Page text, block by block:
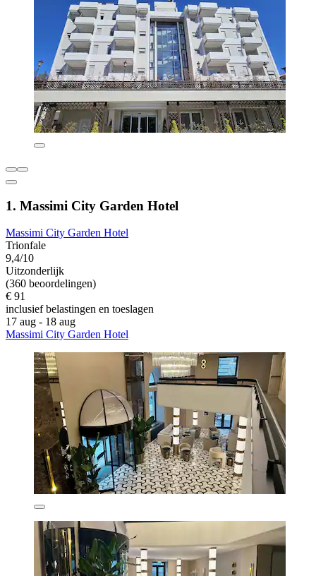
1. Massimi City Garden Hotel
Massimi City Garden Hotel
Trionfale
9,4/10
Uitzonderlijk
(360 beoordelingen)
€ 91
inclusief belastingen en toeslagen
17 aug - 18 aug
Massimi City Garden Hotel